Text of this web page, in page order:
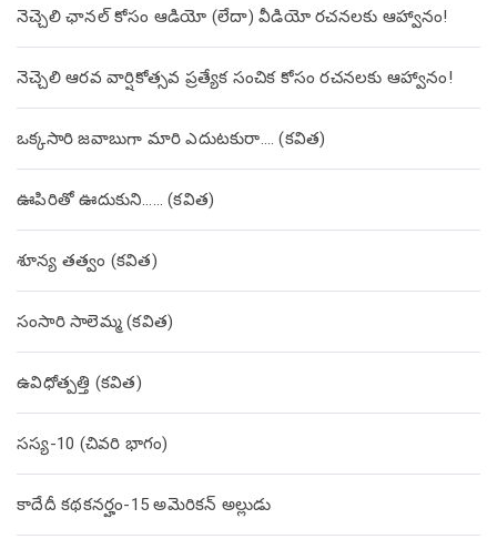
నెచ్చెలి ఛానల్ కోసం ఆడియో (లేదా) వీడియో రచనలకు ఆహ్వానం!
నెచ్చెలి ఆరవ వార్షికోత్సవ ప్రత్యేక సంచిక కోసం రచనలకు ఆహ్వానం!
ఒక్కసారి జవాబుగా మారి ఎదుటకురా…. (కవిత)
ఊపిరితో ఊదుకుని…… (కవిత)
శూన్య తత్వం (కవిత)
సంసారి సాలెమ్మ (కవిత)
ఉవిధోత్పత్తి (కవిత)
సస్య-10 (చివరి భాగం)
కాదేదీ కథకనర్హం-15 అమెరికన్ అల్లుడు